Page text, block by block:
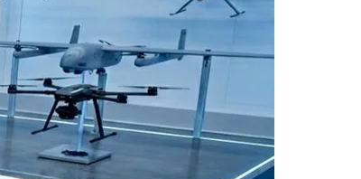
Taboão da SerraEmbu das Artes
São Roque